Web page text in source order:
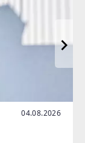
04.08.2026